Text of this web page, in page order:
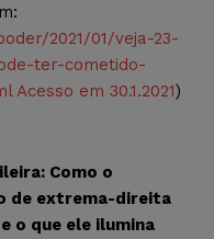
2021/01/veja-23-
ter-cometido-
em 30.1.2021)
Como o
de extrema-direita
o que ele ilumina